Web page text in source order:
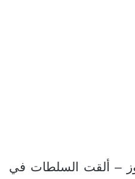
– ألقت السلطات في